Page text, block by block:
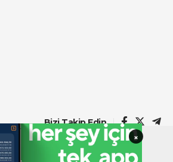
×
Bizi Takip Edin
COINTURK 2014 -2026
Gizlilik Politikası